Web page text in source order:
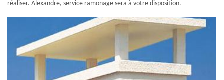
réaliser. Alexandre, service ramonage sera à votre disposition.